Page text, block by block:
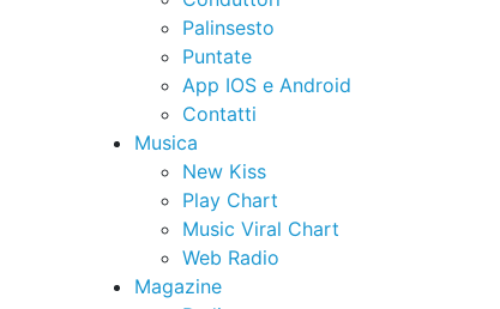
Palinsesto
Puntate
App IOS e Android
Contatti
Musica
New Kiss
Play Chart
Music Viral Chart
Web Radio
Magazine